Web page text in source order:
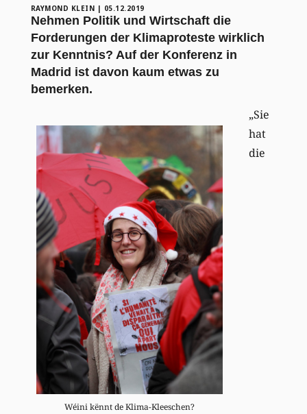
RAYMOND KLEIN | 05.12.2019
Nehmen Politik und Wirtschaft die
Forderungen der Klimaproteste wirklich
zur Kenntnis? Auf der Konferenz in
Madrid ist davon kaum etwas zu
bemerken.
Wéini kënnt de Klima-Kleeschen?
„Sie
hat
die